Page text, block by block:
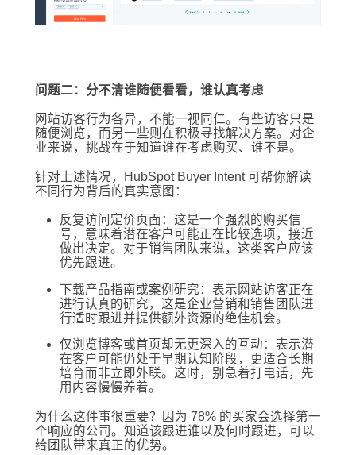
问题二：分不清谁随便看看，谁认真考虑
网站访客行为各异，不能一视同仁。有些访客只是
随便浏览，而另一些则在积极寻找解决方案。对企
业来说，挑战在于知道谁在考虑购买、谁不是。
针对上述情况，HubSpot Buyer Intent 可帮你解读
不同行为背后的真实意图：
反复访问定价页面：这是一个强烈的购买信
号，意味着潜在客户可能正在比较选项，接近
做出决定。对于销售团队来说，这类客户应该
优先跟进。
下载产品指南或案例研究：表示网站访客正在
进行认真的研究，这是企业营销和销售团队进
行适时跟进并提供额外资源的绝佳机会。
仅浏览博客或首页却无更深入的互动：表示潜
在客户可能仍处于早期认知阶段，更适合长期
培育而非立即外联。这时，别急着打电话，先
用内容慢慢养着。
为什么这件事很重要？因为 78% 的买家会选择第一
个响应的公司。知道该跟进谁以及何时跟进，可以
给团队带来真正的优势。